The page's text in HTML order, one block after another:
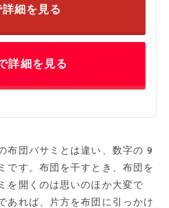
細を見る
詳細を見る
布団バサミとは違い、数字の9
です。布団を干すとき、布団を
を開くのは思いのほか大変で
あれば、片方を布団に引っかけ